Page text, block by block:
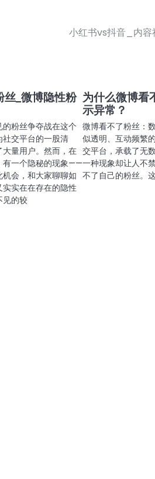
小红书vs抖音_内容
丝_微博隐性粉
粉丝争夺战在这个
交平台的一股清
量用户。然而，在
有一个隐秘的现象——
会，和大家聊聊如
实在在存在的隐性
见的较
为什么微博看
示异常？
微博看不了粉丝：
似透明、互动频繁
交平台，承载了无
一种现象却让人不
不了自己的粉丝。